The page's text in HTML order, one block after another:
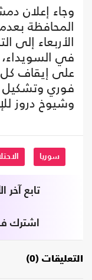
وجاء إعلان
المحافظة
الأربعاء إلى
على إيقاف
فوري وتشكيل
وشيوخ دروز
سوريا
تابع آخر
اشترك
التعليقات (0)